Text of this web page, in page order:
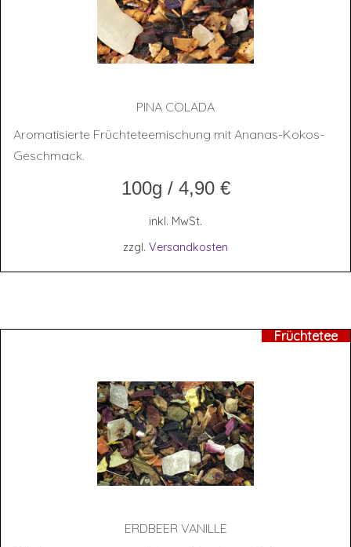
PINA COLA­DA
Aromatisierte Früchteteemischung mit Ananas-Kokos-
Geschmack.
100g / 4,90 €
inkl. MwSt.
zzgl. Versandkosten
Früchtetee
ERD­BEER VANILLE